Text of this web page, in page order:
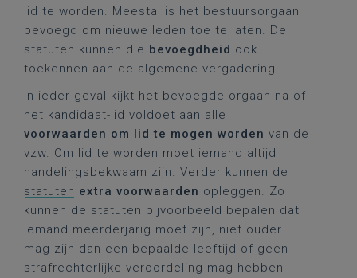
lid te worden. Meestal is het bestuursorgaan
bevoegd om nieuwe leden toe te laten. De
statuten kunnen die bevoegdheid ook
toekennen aan de algemene vergadering.
In ieder geval kijkt het bevoegde orgaan na of
het kandidaat-lid voldoet aan alle
voorwaarden om lid te mogen worden van de
vzw. Om lid te worden moet iemand altijd
handelingsbekwaam zijn. Verder kunnen de
statuten extra voorwaarden opleggen. Zo
kunnen de statuten bijvoorbeeld bepalen dat
iemand meerderjarig moet zijn, niet ouder
mag zijn dan een bepaalde leeftijd of geen
strafrechterlijke veroordeling mag hebben